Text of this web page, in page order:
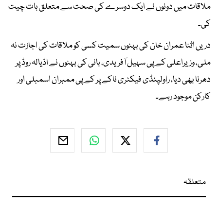
ملاقات میں دونوں نے ایک دوسرے کی صحت سے متعلق بات چیت
کی۔
دریں اثنا عمران خان کی بہنوں سمیت کسی کو ملاقات کی اجازت نہ
ملی، وزیراعلی کے پی سہیل آفریدی، بانی کی بہنوں نے اڈیالہ روڈ پر
دھرنا بھی دیا، راولپنڈی فیکٹری ناکے پر کے پی ممبران اسمبلی اور
کارکن موجود رہے۔
متعلقہ